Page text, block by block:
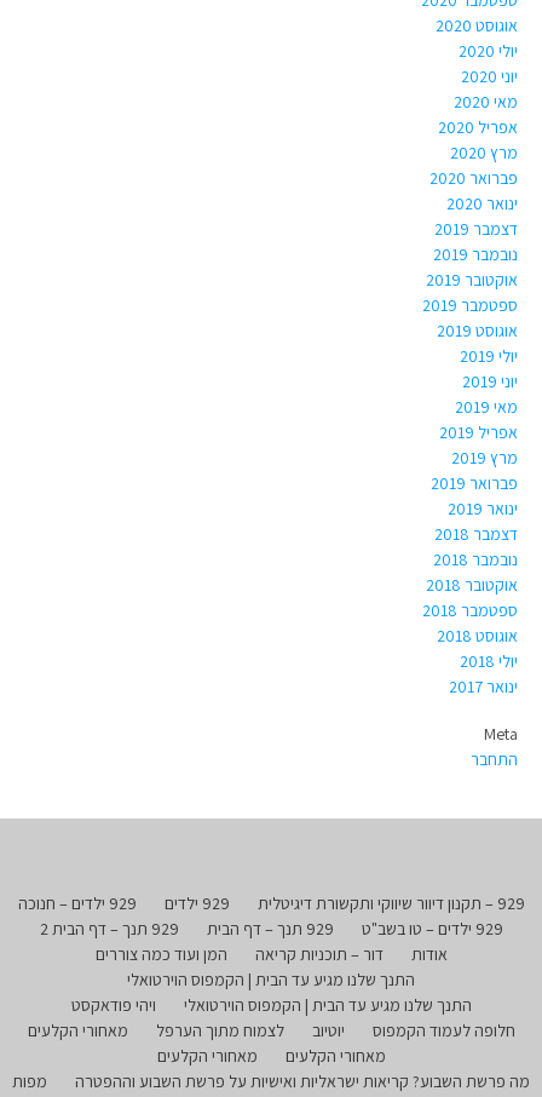
אוגוסט 2020
יולי 2020
יוני 2020
מאי 2020
אפריל 2020
מרץ 2020
פברואר 2020
ינואר 2020
דצמבר 2019
נובמבר 2019
אוקטובר 2019
ספטמבר 2019
אוגוסט 2019
יולי 2019
יוני 2019
מאי 2019
אפריל 2019
מרץ 2019
פברואר 2019
ינואר 2019
דצמבר 2018
נובמבר 2018
אוקטובר 2018
ספטמבר 2018
אוגוסט 2018
יולי 2018
ינואר 2017
Meta
התחבר
929 – תקנון דיוור שיווקי ותקשורת דיגיטלית 929 ילדים
929 ילדים – חנוכה
929 ילדים – טו בשב"ט
929 תנך – דף הבית
929 תנך – דף הבית 2
אודות
דור – תוכניות קריאה
המן ועוד כמה צוררים
התנך שלנו מגיע עד הבית | הקמפוס הוירטואלי
התנך שלנו מגיע עד הבית | הקמפוס הוירטואלי
ויהי פודאקסט
חלופה לעמוד הקמפוס
יוטיוב לצמוח מתוך הערפל
מאחורי הקלעים
מאחורי הקלעים
מאחורי הקלעים
מה פרשת השבוע? קריאות ישראליות ואישיות על פרשת השבוע וההפטרה
מפות